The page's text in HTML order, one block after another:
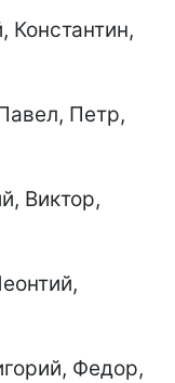
Константин,
Петр,
Виктор,
Федор,